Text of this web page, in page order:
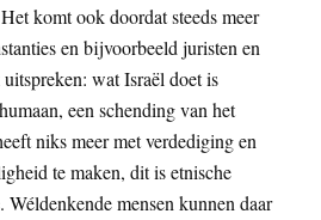
komt ook doordat steeds meer
en bijvoorbeeld juristen en
wat Israël doet is
een schending van het
niks meer met verdediging en
te maken, dit is etnische
mensen kunnen daar